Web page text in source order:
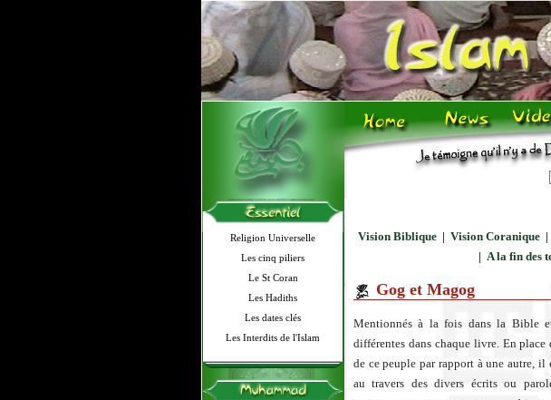
Religion Universelle
Les cinq piliers
Le St Coran
Les Hadiths
Les dates clés
Les Interdits de l'Islam
Vision Biblique| Vision Coranique|
| A la fin des
Gog et Magog
Mentionnés à la fois dans la Bible
différentes dans chaque livre. En
de ce peuple par rapport à une autre,
au travers des divers écrits ou